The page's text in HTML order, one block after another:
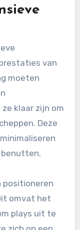
van
moeten
klaar zijn om
Deze
positioneren
omvat het
plays uit te